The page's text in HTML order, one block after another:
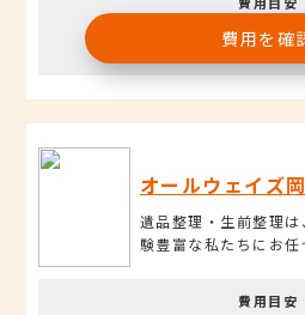
費用を確
オールウェイズ
遺品整理・生前整理
験豊富な私たちにお任
費用目安